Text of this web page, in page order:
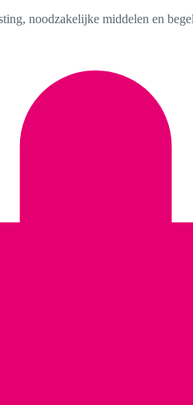
noodzakelijke middelen en